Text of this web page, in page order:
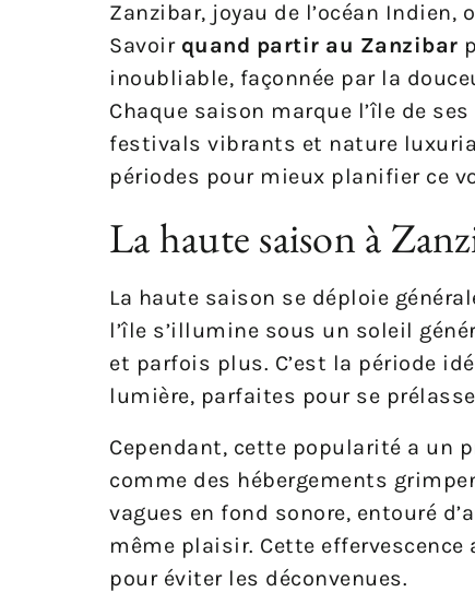
Zanzibar, joyau de l’océan
Savoir quand partir au Zanzibar
inoubliable, façonnée par la
Chaque saison marque l’île de
festivals vibrants et nature
périodes pour mieux planifier ce
La haute saison à
La haute saison se déploie
l’île s’illumine sous un soleil
et parfois plus. C’est la période
lumière, parfaites pour se
Cependant, cette popularité a un
comme des hébergements
vagues en fond sonore, entouré
même plaisir. Cette
pour éviter les déconvenues.